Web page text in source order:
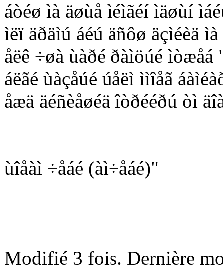
áòéø ìà äøùå ìéìãéí ìäøùí
ìëï äðäìú áéú äñôø äçìéèä
åëê ÷øà ùàðé ðàìöúé
áëãé ùàçåúé úåëì ììîåã
åæä äéñèåøéä îòðééðú òì
ùîåàì ÷åáé (àì÷åáé)"
Modifié 3 fois. Dernière